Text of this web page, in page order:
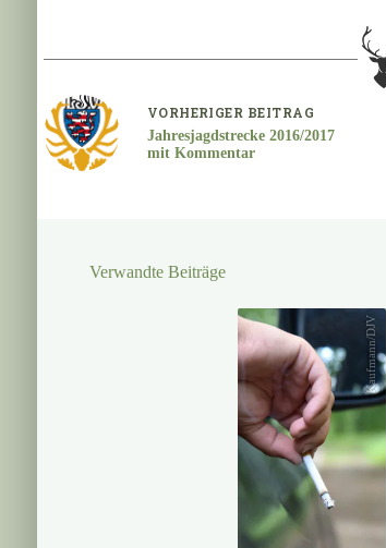
VORHERIGER BEITRAG
Jahresjagdstrecke 2016/2017
mit Kommentar
Verwandte Beiträge
Kaufmann/DJV